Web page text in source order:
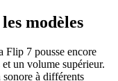
modèles
Flip 7 pousse encore
un volume supérieur.
à différents